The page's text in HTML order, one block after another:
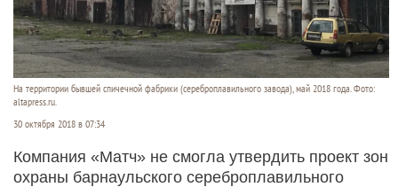
На территории бывшей спичечной фабрики (сереброплавильного завода), май 2018 года. Фото:
altapress.ru.
30 октября 2018 в 07:34
Компания «Матч» не смогла утвердить проект зон
охраны барнаульского сереброплавильного